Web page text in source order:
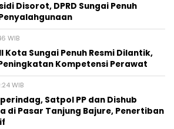
Disorot, DPRD Sungai Penuh
WIB
Kota Sungai Penuh Resmi Dilantik,
Kompetensi Perawat
WIB
Satpol PP dan Dishub
di Pasar Tanjung Bajure, Penertiban